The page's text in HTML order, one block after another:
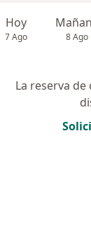
Hoy
7 Ago 8 Ago
La reserva